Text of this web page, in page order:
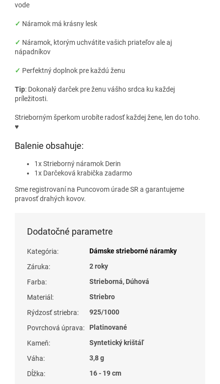
vode
✓ Náramok má krásny lesk
✓ Náramok, ktorým uchvátite vašich priateľov ale aj
nápadníkov
✓ Perfektný doplnok pre každú ženu
Tip: Dokonalý darček pre ženu vášho srdca ku každej
príležitosti.
Strieborným šperkom urobíte radosť každej žene, len do toho.
♥
Balenie obsahuje:
1x Strieborný náramok Derin
1x Darčeková krabička zadarmo
Sme registrovaní na Puncovom úrade SR a garantujeme
pravosť drahých kovov.
Dodatočné parametre
Kategória:
Dámske strieborné náramky
Záruka:
2 roky
Farba:
Strieborná, Dúhová
Materiál :
Striebro
Rýdzosť striebra:
925/1000
Povrchová úprava:
Platinované
Kameň:
Syntetický krištáľ
Váha:
3,8 g
Dĺžka: 16 - 19 cm